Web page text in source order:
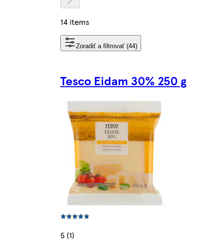
14 items
Zoradiť a filtrovať (44)
Tesco Eidam 30% 250 g
5 (1)